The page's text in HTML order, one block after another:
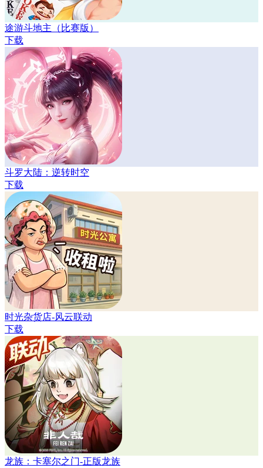
途游斗地主（比赛版）
下载
斗罗大陆：逆转时空
下载
时光杂货店-风云联动
下载
龙族：卡塞尔之门-正版龙族